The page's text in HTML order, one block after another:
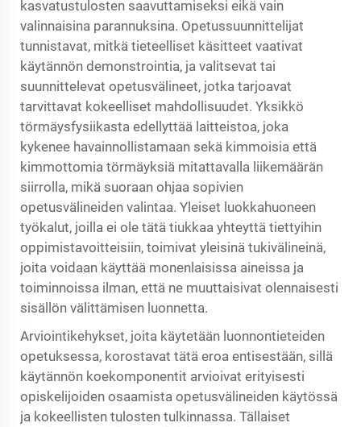
kasvatustulosten saavuttamiseksi eikä vain
valinnaisina parannuksina. Opetussuunnittelijat
tunnistavat, mitkä tieteelliset käsitteet vaativat
käytännön demonstrointia, ja valitsevat tai
suunnittelevat opetusvälineet, jotka tarjoavat
tarvittavat kokeelliset mahdollisuudet. Yksikkö
törmäysfysiikasta edellyttää laitteistoa, joka
kykenee havainnollistamaan sekä kimmoisia että
kimmottomia törmäyksiä mitattavalla liikemäärän
siirrolla, mikä suoraan ohjaa sopivien
opetusvälineiden valintaa. Yleiset luokkahuoneen
työkalut, joilla ei ole tätä tiukkaa yhteyttä tiettyihin
oppimistavoitteisiin, toimivat yleisinä tukivälineinä,
joita voidaan käyttää monenlaisissa aineissa ja
toiminnoissa ilman, että ne muuttaisivat olennaisesti
sisällön välittämisen luonnetta.
Arviointikehykset, joita käytetään luonnontieteiden
opetuksessa, korostavat tätä eroa entisestään, sillä
käytännön koekomponentit arvioivat erityisesti
opiskelijoiden osaamista opetusvälineiden käytössä
ja kokeellisten tulosten tulkinnassa. Tällaiset